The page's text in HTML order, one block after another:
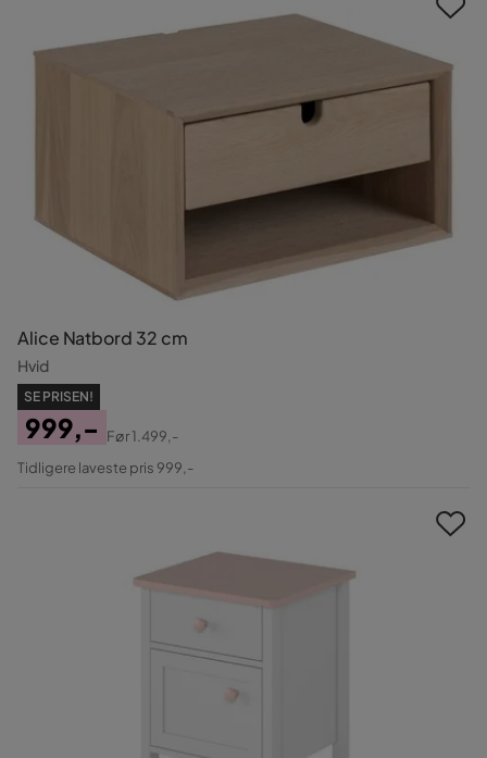
Alice Natbord 32 cm
Hvid
SE PRISEN!
Pris
999,-
Original
Før1.499,-
Tidligere laveste pris 999,-